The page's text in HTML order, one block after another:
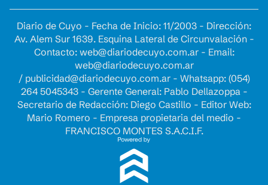
Diario de Cuyo - Fecha de Inicio: 11/2003 - Dirección:
Av. Alem Sur 1639. Esquina Lateral de Circunvalación -
Contacto: web@diariodecuyo.com.ar- Email:
web@diariodecuyo.com.ar
/ publicidad@diariodecuyo.com.ar- Whatsapp: (054)
264 5045343 - Gerente General: Pablo Dellazoppa -
Secretario de Redacción: Diego Castillo - Editor Web:
Mario Romero - Empresa propietaria del medio -
FRANCISCO MONTES S.A.C.I.F.